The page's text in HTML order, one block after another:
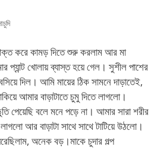
করে কামড় দিতে শুরু করলাম আর মা
প্যান্ট খোলায় ব্যাস্ত হয়ে গেল। সুশীল পাশের
দিল। আমি মায়ের ঠিক সামনে দাড়াতেই,
আমার বাড়াটাতে চুমু দিতে লাগলো।
বলে মনে পড়ে না। আমার সারা শরীর
আর বাড়াটা সাথে সাথে টাটিয়ে উঠলো।
অনেক বড়।মাকে চুদার গল্প